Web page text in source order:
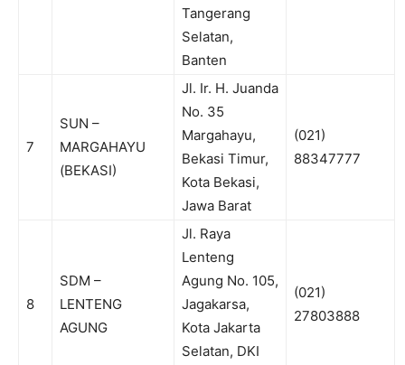
Tangerang
Selatan,
Banten
7
SUN –
MARGAHAYU
(BEKASI)
Jl. Ir. H. Juanda
No. 35
Margahayu,
Bekasi Timur,
Kota Bekasi,
Jawa Barat
(021)
88347777
8
SDM –
LENTENG
AGUNG
Jl. Raya
Lenteng
Agung No. 105,
Jagakarsa,
Kota Jakarta
Selatan, DKI
(021)
27803888